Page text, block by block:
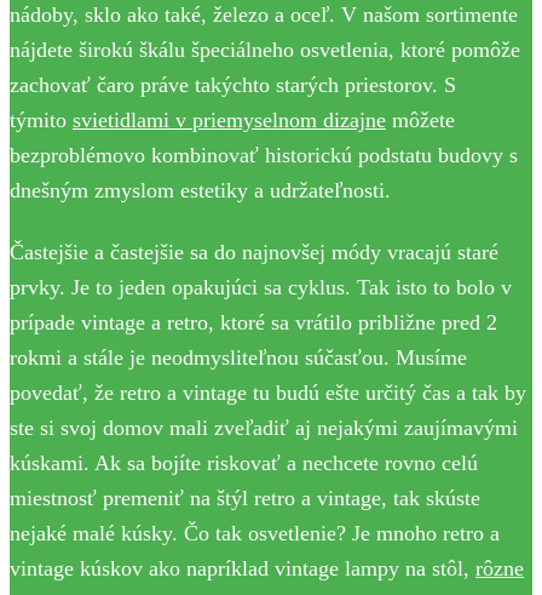
nádoby, sklo ako také, železo a oceľ. V našom sortimente
nájdete širokú škálu špeciálneho osvetlenia, ktoré pomôže
zachovať čaro práve takýchto starých priestorov. S
týmito svietidlami v priemyselnom dizajne môžete
bezproblémovo kombinovať historickú podstatu budovy s
dnešným zmyslom estetiky a udržateľnosti.
Častejšie a častejšie sa do najnovšej módy vracajú staré
prvky. Je to jeden opakujúci sa cyklus. Tak isto to bolo v
prípade vintage a retro, ktoré sa vrátilo približne pred 2
rokmi a stále je neodmysliteľnou súčasťou. Musíme
povedať, že retro a vintage tu budú ešte určitý čas a tak by
ste si svoj domov mali zveľadiť aj nejakými zaujímavými
kúskami. Ak sa bojíte riskovať a nechcete rovno celú
miestnosť premeniť na štýl retro a vintage, tak skúste
nejaké malé kúsky. Čo tak osvetlenie? Je mnoho retro a
vintage kúskov ako napríklad vintage lampy na stôl, rôzne